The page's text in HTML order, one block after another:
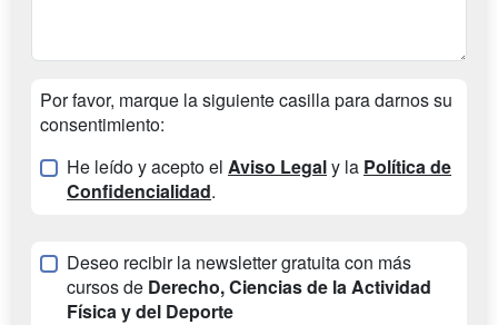
Por favor, marque la siguiente casilla para darnos su
consentimiento:
He leído y acepto el Aviso Legaly la Política de
Confidencialidad.
Deseo recibir la newsletter gratuita con más
cursos de Derecho, Ciencias de la Actividad
Física y del Deporte